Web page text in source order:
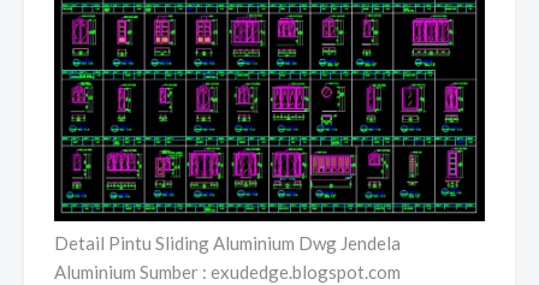
Detail Pintu Sliding Aluminium Dwg Jendela
Aluminium Sumber : exudedge.blogspot.com